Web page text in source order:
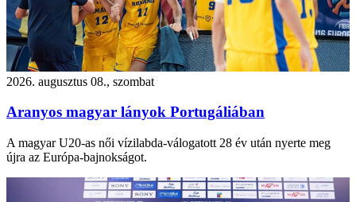
2026. augusztus 08., szombat
Aranyos magyar lányok Portugáliában
A magyar U20-as női vízilabda-válogatott 28 év után nyerte meg
újra az Európa-bajnokságot.